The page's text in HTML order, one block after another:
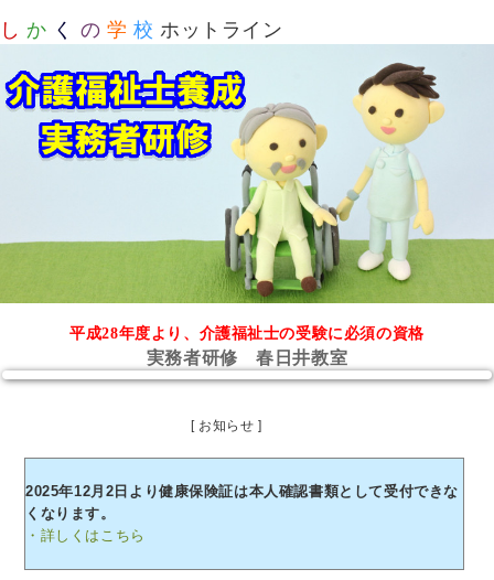
し か く の 学 校 ホットライン
平成28年度より、介護福祉士の受験に必須の資格
実務者研修 春日井教室
[ お知らせ ]
2025年12月2日より健康保険証は本人確認書類として受付できな
くなります。
・詳しくはこちら